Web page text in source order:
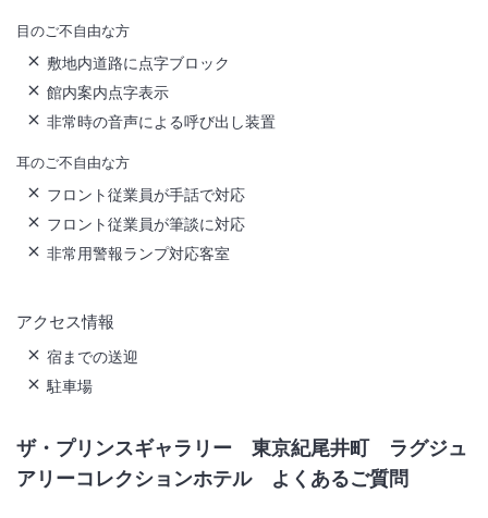
目のご不自由な方
敷地内道路に点字ブロック
館内案内点字表示
非常時の音声による呼び出し装置
耳のご不自由な方
フロント従業員が手話で対応
フロント従業員が筆談に対応
非常用警報ランプ対応客室
アクセス情報
宿までの送迎
駐車場
ザ・プリンスギャラリー 東京紀尾井町 ラグジュ
アリーコレクションホテルよくあるご質問